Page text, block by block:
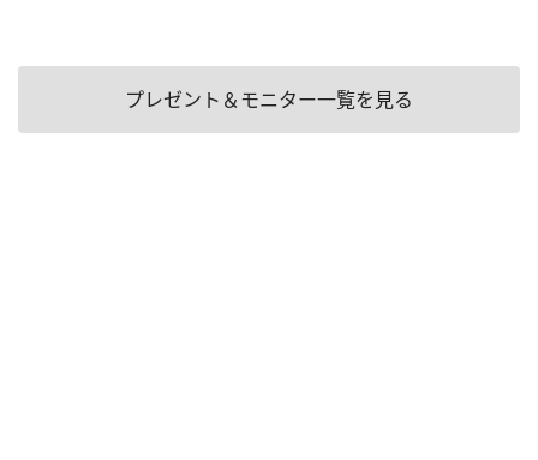
プレゼント＆モニター一覧を見る